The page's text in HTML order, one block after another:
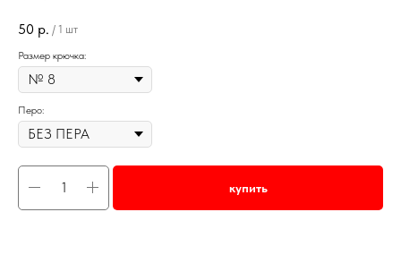
50 р. / 1 шт
Размер крючка:
Перо:
купить